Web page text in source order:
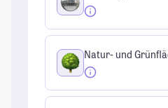
Natur- und